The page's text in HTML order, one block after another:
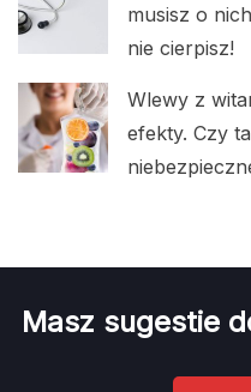
musisz o
nie cierpisz!
Wlewy z
efekty. Czy
Masz sugestie